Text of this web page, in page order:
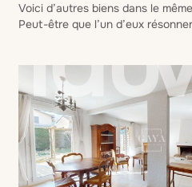
Voici d’autres biens dans le
Peut-être que l’un d’eux